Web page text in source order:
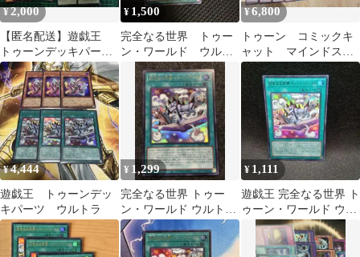
¥2,000
【匿名配送】遊戯王
トゥーンデッキパーツ
まとめ売り
¥ 1,500
完全なる世界 トゥー
ン・ワールド ウルト
ラ1枚
¥6,800
トゥーン コミックキ
ャット マインドスキ
ャン ダークラビッ
ト コンプリート
¥4,444
遊戯王 トゥーンデッ
キパーツ ウルトラ
¥ 1,299
完全なる世界 トゥー
ン・ワールド ウルトラ
レア
¥ 1,111
遊戯王 完全なる世界 ト
ゥーン・ワールド ウル
トラ